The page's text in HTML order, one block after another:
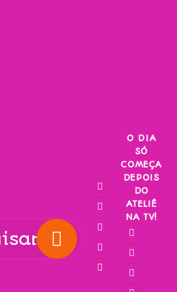
O DIA
SÓ
COMEÇA
DEPOIS
DO
ATELIÊ
NA TV!